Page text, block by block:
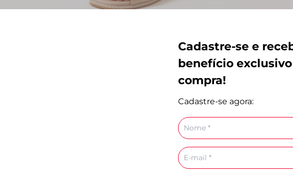
Tenis Cami Monocolor
Rasteira Tiras
Couro Marrom
Cadastre-se e
benefício exclusivo
compra!
Cadastre-se agora:
Nome
E-
mail